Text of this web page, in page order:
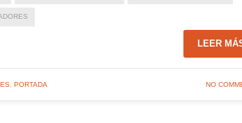
LEER
, PORTADA NO